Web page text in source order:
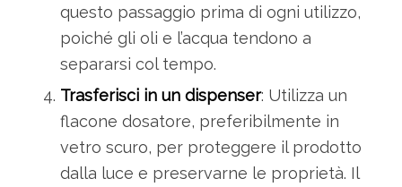
questo passaggio prima di ogni utilizzo,
poiché gli oli e l’acqua tendono a
separarsi col tempo.
Trasferisci in un dispenser: Utilizza un
flacone dosatore, preferibilmente in
vetro scuro, per proteggere il prodotto
dalla luce e preservarne le proprietà. Il